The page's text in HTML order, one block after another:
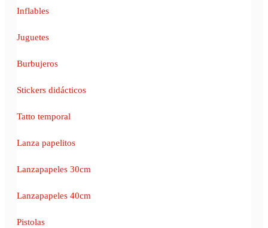
Inflables
Juguetes
Burbujeros
Stickers didácticos
Tatto temporal
Lanza papelitos
Lanzapapeles 30cm
Lanzapapeles 40cm
Pistolas